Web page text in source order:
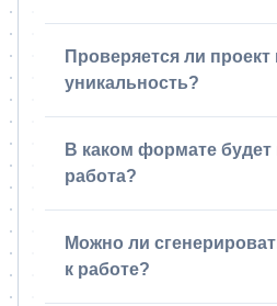
Проверяется ли проект
уникальность?
В каком формате будет
работа?
Можно ли
к работе?